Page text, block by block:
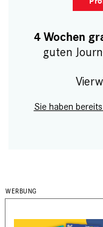
4 Wochen
guten
Sie haben